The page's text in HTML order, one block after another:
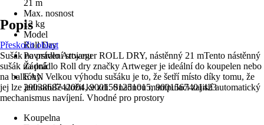
21 m
Max. nosnost
12 kg
Model
Roll Dry
Povrstvení stojanu
Žádná
EAN
2003868742004, 9001501251015, 9001567401423
Popis
Přeskočit oblast
Sušák na prádlo Artweger ROLL DRY, nástěnný 21 mTento nástěnný
sušák na prádlo Roll dry značky Artweger je ideální do koupelen nebo
na balkóny. Velkou výhodu sušáku je to, že šetří místo díky tomu, že
jej lze jednoduše složit ke zdi. Snadnou manipulaci zajistí automatický
mechanismus navíjení. Vhodné pro prostory
Koupelna